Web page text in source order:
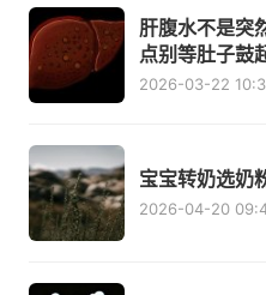
肝腹水不是突
点别等肚子鼓
2026-03-22
宝宝转奶选奶
2026-04-20